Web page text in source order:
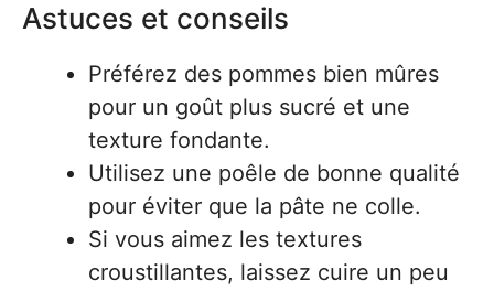
Astuces et conseils
Préférez des pommes bien mûres
pour un goût plus sucré et une
texture fondante.
Utilisez une poêle de bonne qualité
pour éviter que la pâte ne colle.
Si vous aimez les textures
croustillantes, laissez cuire un peu